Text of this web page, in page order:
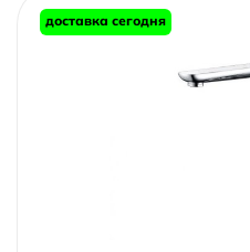
доставка сегодня